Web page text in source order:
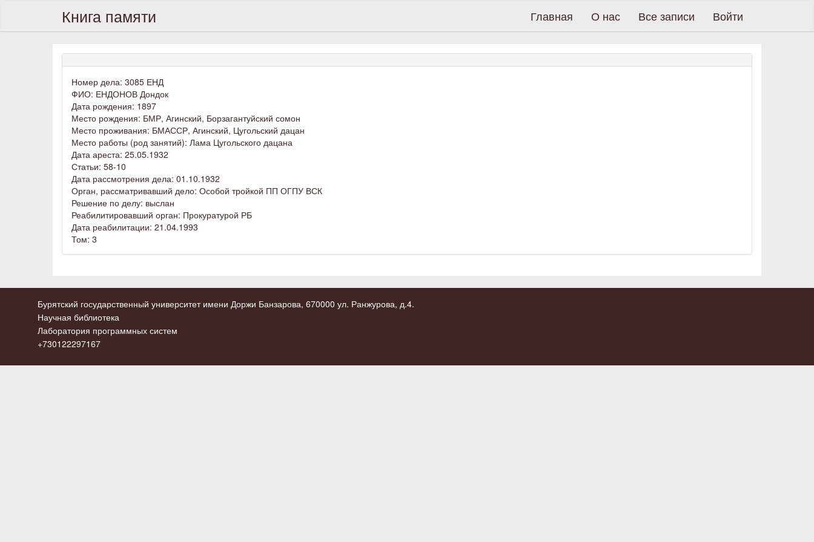
Книга памяти Главная О нас Все записи Войти
Номер дела: 3085 ЕНД
ФИО: ЕНДОНОВ Дондок
Дата рождения: 1897
Место рождения: БМР, Агинский, Борзагантуйский сомон
Место проживания: БМАССР, Агинский, Цугольский дацан
Место работы (род занятий): Лама Цугольского дацана
Дата ареста: 25.05.1932
Статьи: 58-10
Дата рассмотрения дела: 01.10.1932
Орган, рассматривавший дело: Особой тройкой ПП ОГПУ ВСК
Решение по делу: выслан
Реабилитировавший орган: Прокуратурой РБ
Дата реабилитации: 21.04.1993
Том: 3
Бурятский государственный университет имени Доржи Банзарова, 670000 ул. Ранжурова, д.4.
Научная библиотека
Лаборатория программных систем
+730122297167